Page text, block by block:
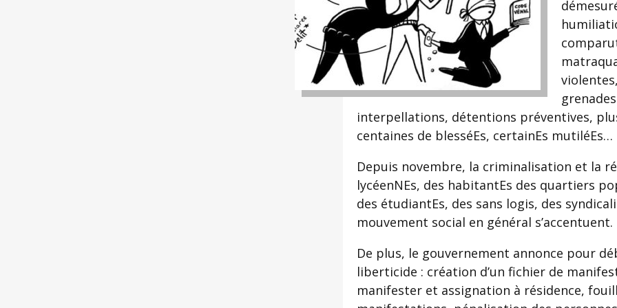
interpellations, détentions préventives,
centaines de blesséEs, certainEs mutiléEs…
Depuis novembre, la criminalisation et la
lycéenNEs, des habitantEs des quartiers
des étudiantEs, des sans logis, des
mouvement social en général s’accentuent.
De plus, le gouvernement annonce pour
liberticide : création d’un fichier de
manifester et assignation à résidence,